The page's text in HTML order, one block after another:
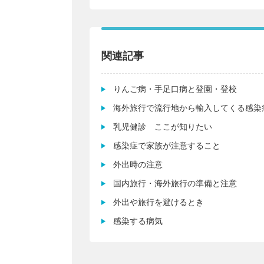
関連記事
りんご病・手足口病と登園・登校
海外旅行で流行地から輸入してくる感染
乳児健診 ここが知りたい
感染症で家族が注意すること
外出時の注意
国内旅行・海外旅行の準備と注意
外出や旅行を避けるとき
感染する病気